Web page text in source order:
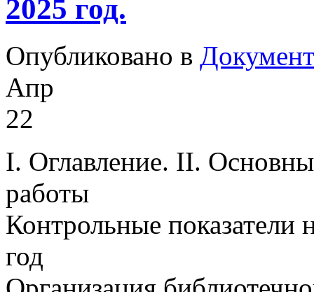
2025 год.
Опубликовано в
Апр
22
I. Оглавление. II.
Контрольные показатели
год